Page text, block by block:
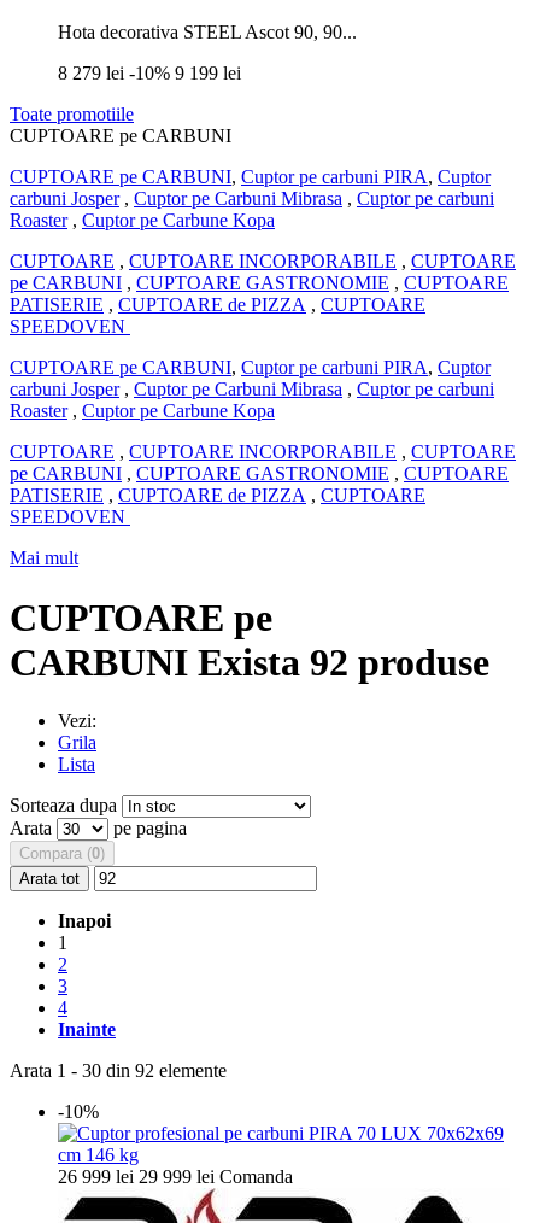
Hota decorativa STEEL Ascot 90, 90...
8 279 lei -10% 9 199 lei
Toate promotiile
CUPTOARE pe CARBUNI
CUPTOARE pe CARBUNI, Cuptor pe carbuni PIRA, Cuptor
carbuni Josper, Cuptor pe Carbuni Mibrasa , Cuptor pe carbuni
Roaster, Cuptor pe Carbune Kopa
CUPTOARE , CUPTOARE INCORPORABILE , CUPTOARE
pe CARBUNI , CUPTOARE GASTRONOMIE , CUPTOARE
PATISERIE , CUPTOARE de PIZZA , CUPTOARE
SPEEDOVEN
CUPTOARE pe CARBUNI, Cuptor pe carbuni PIRA, Cuptor
carbuni Josper, Cuptor pe Carbuni Mibrasa , Cuptor pe carbuni
Roaster, Cuptor pe Carbune Kopa
CUPTOARE , CUPTOARE INCORPORABILE , CUPTOARE
pe CARBUNI , CUPTOARE GASTRONOMIE , CUPTOARE
PATISERIE , CUPTOARE de PIZZA , CUPTOARE
SPEEDOVEN
Mai mult
CUPTOARE pe
CARBUNI Exista 92 produse
Vezi:
Grila
Lista
Sorteaza dupa
Arata
pe pagina
Compara (0)
Arata tot
Inapoi
1
2
3
4
Inainte
Arata 1 - 30 din 92 elemente
-10%
26 999 lei 29 999 lei Comanda